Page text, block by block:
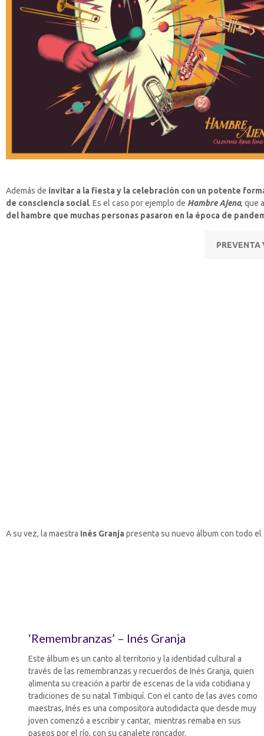
Además de invitar a la fiesta y la celebración con un potente
de consciencia social. Es el caso por ejemplo de Hambre Ajena, que
del hambre que muchas personas pasaron en la época de
PREVENTA
A su vez, la maestra Inés Granja presenta su nuevo álbum con todo
‘Remembranzas’ – Inés Granja
Este álbum es un canto al territorio y la identidad cultural a
través de las remembranzas y recuerdos de Inés Granja, quien
alimenta su creación a partir de escenas de la vida cotidiana y
tradiciones de su natal Timbiquí. Con el canto de las aves como
maestras, Inés es una compositora autodidacta que desde muy
joven comenzó a escribir y cantar, mientras remaba en sus
paseos por el río, con su canalete roncador.